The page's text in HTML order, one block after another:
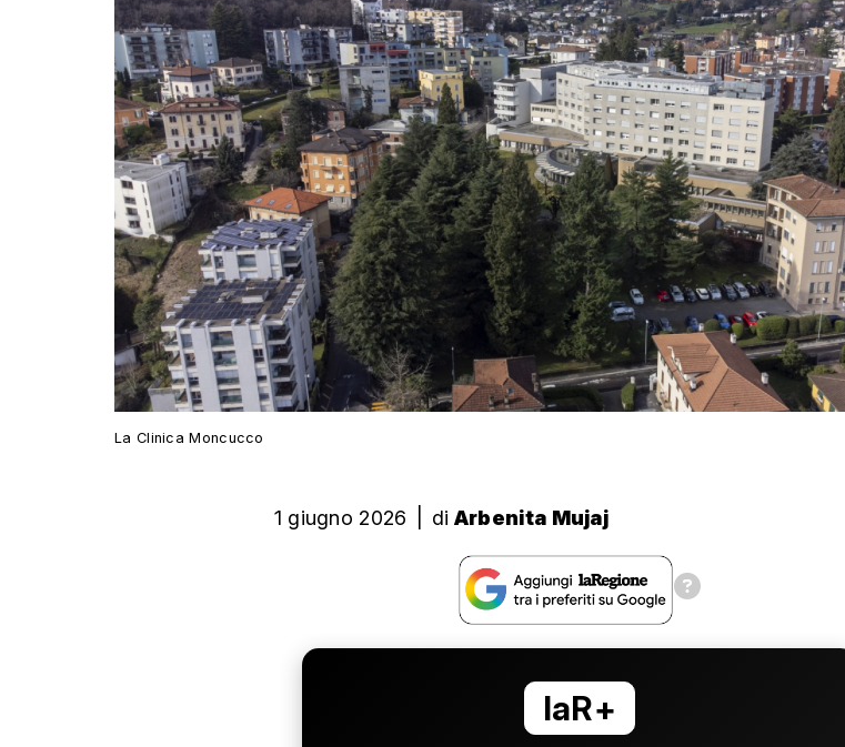
La Clinica Moncucco
1 giugno 2026 di Arbenita Mujaj
laR+